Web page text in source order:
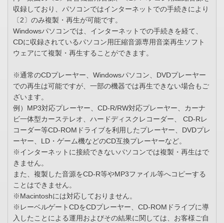
収録しており、パソコンではインターネットでの手続きにより
〔2〕のみ複製・再生が可能です。
Windowsパソコンでは、インターネットでの手続きを経て、
CDに収録されているパソコン用圧縮音源専用音楽再生ソフト
ウェアにて複製・再生することができます。
※通常のCDプレーヤー、Windowsパソコン、DVDプレーヤー
での再生は可能ですが、一部の機器では再生できない場合もご
ざいます。
例）MP3対応プレーヤー、CD-R/RW対応プレーヤー、カーナ
ビ一体型カーステレオ、ハードディスクレコーダー、 CD-Rレ
コーダー等CD-ROMドライブを利用したプレーヤー、DVDプレ
ーヤー、LD・ゲーム機などのCD互換プレーヤーなど。
※インターネットに接続できないパソコンでは複製・再生はで
きません。
また、複製した音源をCD-R等やMP3ファイル等へコピーする
ことはできません。
※Macintoshには対応しておりません。
※レーベルゲートCDをCDプレーヤー、CD-ROMドライブに導
入したことによる運用およびその結果に関しては、お客様ご自